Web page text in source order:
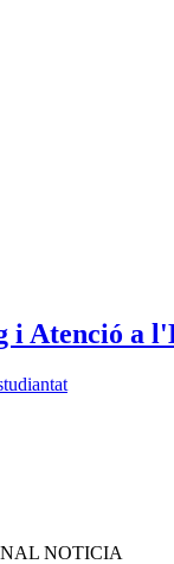
i Atenció a
NOTICIA